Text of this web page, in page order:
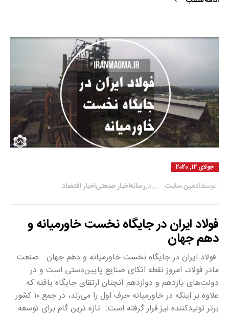
جولای 12, 2020
ادمین سایتتوسط اخبار اقتصاد , اخبار صنعتی , رسانهدر
فولاد ایران در جایگاه نخست خاورمیانه و
دهم جهان
فولاد ایران در جایگاه نخست خاورمیانه و دهم جهان صنعت
مادر فولاد، امروز نقطه اتکای صنایع پایین‌دستی است و در
دولت‌های یازدهم و دوازدهم آنچنان ارتقای جایگاه یافته که
علاوه بر اینکه در خاورمیانه حرف اول را می‌زند، در جمع ۱۰ کشور
برتر تولیدکننده نیز قرار گرفته است. تازه ترین گام برای توسعه